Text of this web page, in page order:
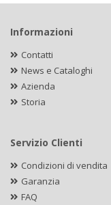
Informazioni
Contatti
News e Cataloghi
Azienda
Storia
Servizio Clienti
Condizioni di vendita
Garanzia
FAQ